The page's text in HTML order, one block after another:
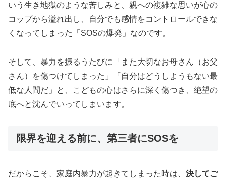
いう生き地獄のような苦しみと、親への複雑な思いが心の
コップから溢れ出し、自分でも感情をコントロールできな
くなってしまった「SOSの爆発」なのです。
そして、暴力を振るうたびに「また大切なお母さん（お父
さん）を傷つけてしまった」「自分はどうしようもない最
低な人間だ」と、こどもの心はさらに深く傷つき、絶望の
底へと沈んでいってしまいます。
限界を迎える前に、第三者にSOSを
だからこそ、家庭内暴力が起きてしまった時は、 決してご